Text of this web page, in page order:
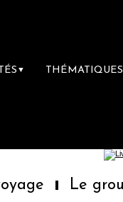
▼ THÉMATIQUES
groupe